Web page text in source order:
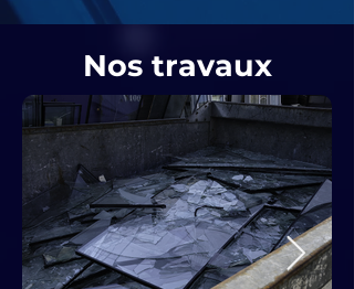
Nos travaux